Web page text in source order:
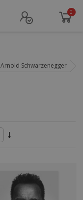
0
Arnold Schwarzenegger